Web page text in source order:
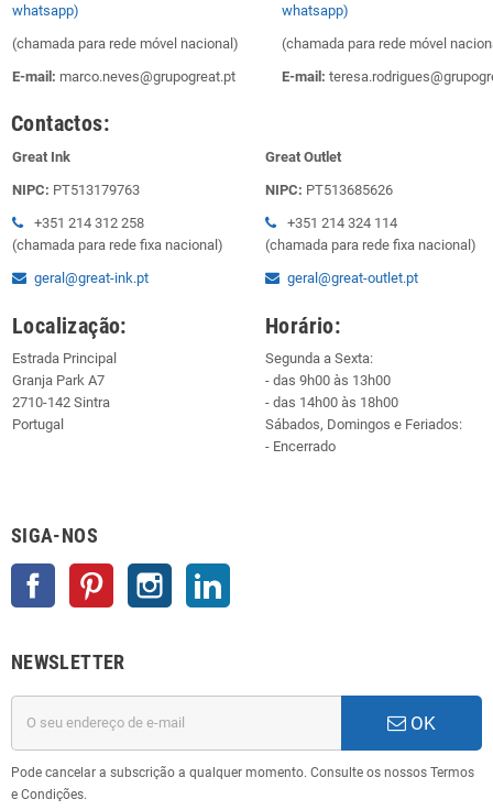
whatsapp)
(chamada para rede móvel nacional)
E-mail: marco.neves@grupogreat.pt
whatsapp)
(chamada para rede móvel
E-mail:
Contactos:
Great Ink
NIPC: PT513179763
+351 214 312 258
(chamada para rede fixa nacional)
geral@great-ink.pt
Great Outlet
NIPC: PT513685626
+351 214 324 114
(chamada para rede fixa nacional)
geral@great-outlet.pt
Localização:
Estrada Principal
Granja Park A7
2710-142 Sintra
Portugal
Horário:
Segunda a Sexta:
- das 9h00 às 13h00
- das 14h00 às 18h00
Sábados, Domingos e Feriados:
- Encerrado
SIGA-NOS
Facebook Pinterest Instagram
NEWSLETTER
OK
Pode cancelar a subscrição a qualquer momento. Consulte os nossos Termos
e Condições.